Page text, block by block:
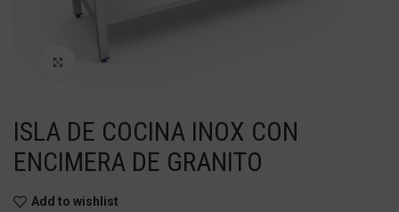
Haga Click para agrandar
ISLA DE COCINA INOX CON
ENCIMERA DE GRANITO
Add to wishlist